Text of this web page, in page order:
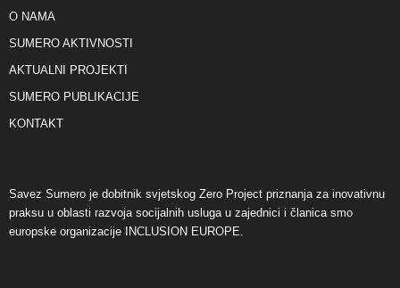
O NAMA
SUMERO AKTIVNOSTI
AKTUALNI PROJEKTI
SUMERO PUBLIKACIJE
KONTAKT
Savez Sumero je dobitnik svjetskog Zero Project priznanja za inovativnu
praksu u oblasti razvoja socijalnih usluga u zajednici i članica smo
europske organizacije INCLUSION EUROPE.